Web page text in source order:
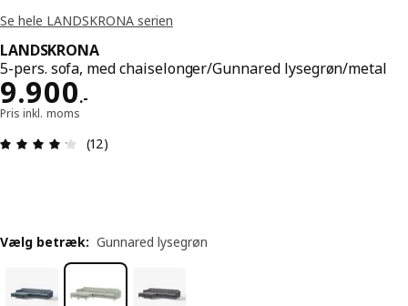
Se hele LANDSKRONA serien
LANDSKRONA
5-pers. sofa, med chaiselonger/Gunnared lysegrøn/metal
9.900.-
Pris 9900.-
Pris inkl. moms
Anmeldelse: 4.2 Ud af 5 Stjerner. Anmeldelser i
(12)
Vælg betræk: Gunnared lysegrøn